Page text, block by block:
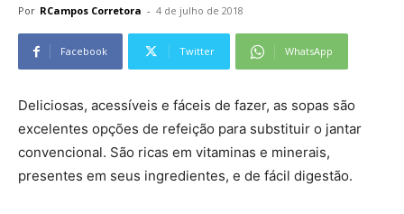
Por RCampos Corretora - 4 de julho de 2018
Facebook Twitter WhatsApp
Deliciosas, acessíveis e fáceis de fazer, as sopas são
excelentes opções de refeição para substituir o jantar
convencional. São ricas em vitaminas e minerais,
presentes em seus ingredientes, e de fácil digestão.